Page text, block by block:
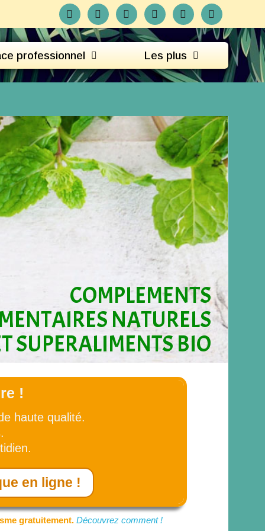
professionnel Les plus
COMPLEMENTS
NATURELS
SUPERALIMENTS BIO
!
haute qualité.
en ligne !
gratuitement. Découvrez comment !